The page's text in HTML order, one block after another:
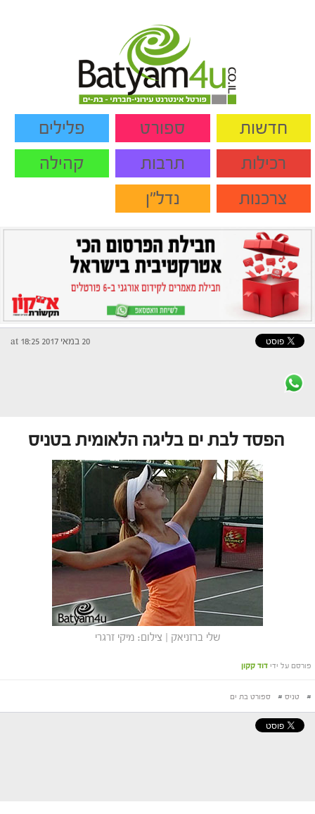
חדשות ספורט
פלילים
רכילות
תרבות
קהילה
צרכנות
נדל"ן
20 במאי 2017 at 18:25
הפסד לבת ים בליגה הלאומית בטניס
שלי ברזניאק | צילום: מיקי זרגרי
פורסם על ידי דוד קקון
# טניס # ספורט בת ים